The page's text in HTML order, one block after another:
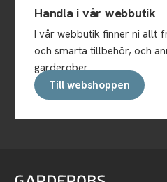
Handla i vår webbutik
I vår webbutik finner ni allt
och smarta tillbehör, och
garderober.
Till webshoppen